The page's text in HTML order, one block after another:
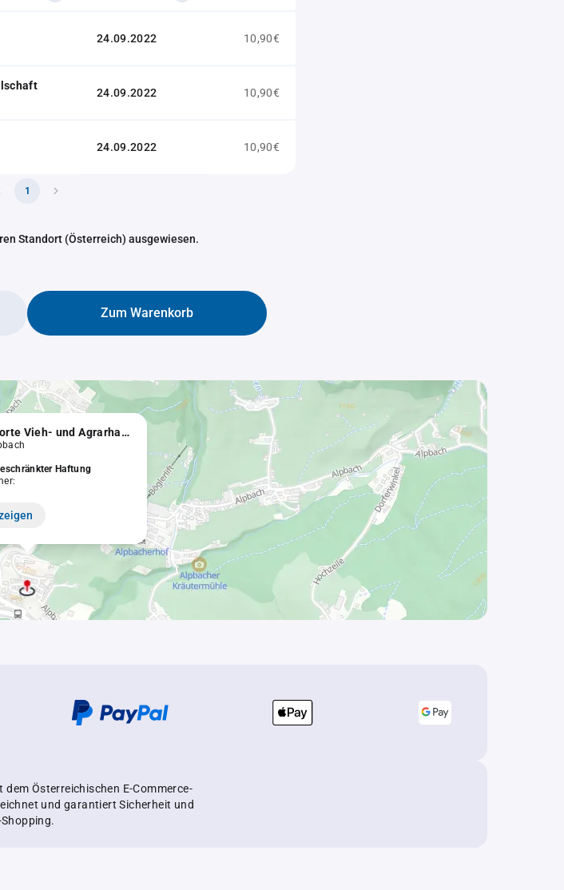
24.09.2022 10,90€
24.09.2022 10,90€
24.09.2022 10,90€
1
Standort (Österreich) ausgewiesen.
Zum Warenkorb
Lintner Transporte Vieh- und Agrarhandel GmbH
Haftung
dem Österreichischen E-Commerce-
und garantiert Sicherheit und